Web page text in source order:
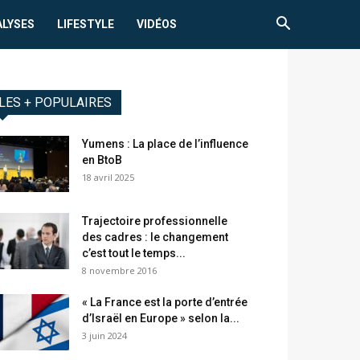
LIFESTYLE VIDÉOS
+ POPULAIRES
Yumens : La place de l’influence
en BtoB
18 avril 2025
Trajectoire professionnelle
des cadres : le changement
c’est tout le temps...
8 novembre 2016
« La France est la porte d’entrée
d’Israël en Europe » selon la...
3 juin 2024